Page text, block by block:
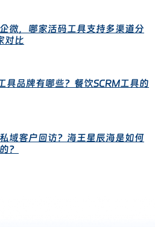
微，哪家活码工具支持多渠道分
对比
具品牌有哪些？餐饮SCRM工具的
域客户回访？海王星辰海是如何
？